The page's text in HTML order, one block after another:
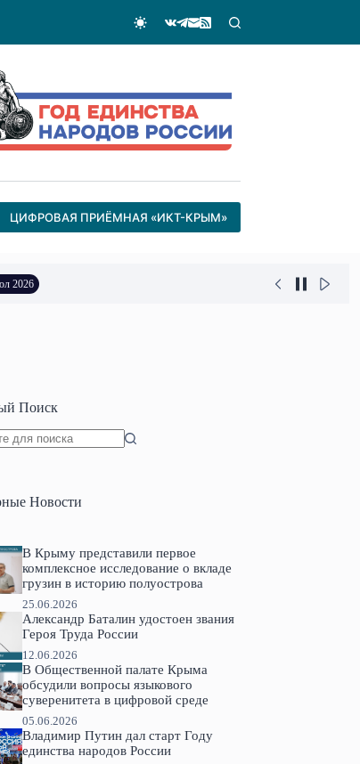
ЦИФРОВАЯ ПРИЁМНАЯ «ИКТ-КРЫМ»
Поиск
Новости
В Крыму представили первое
комплексное исследование о вкладе
грузин в историю полуострова
25.06.2026
Александр Баталин удостоен звания
Героя Труда России
12.06.2026
В Общественной палате Крыма
обсудили вопросы языкового
суверенитета в цифровой среде
05.06.2026
Владимир Путин дал старт Году
единства народов России